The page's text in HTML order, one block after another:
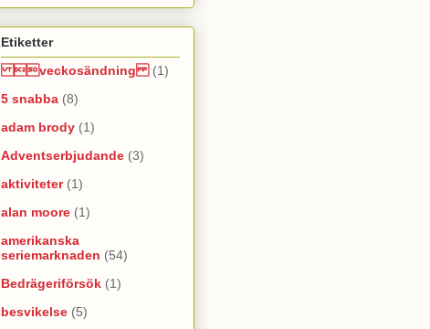
Etiketter
veckosändning (1)
5 snabba (8)
adam brody (1)
Adventserbjudande (3)
aktiviteter (1)
alan moore (1)
amerikanska
seriemarknaden (54)
Bedrägeriförsök (1)
besvikelse (5)